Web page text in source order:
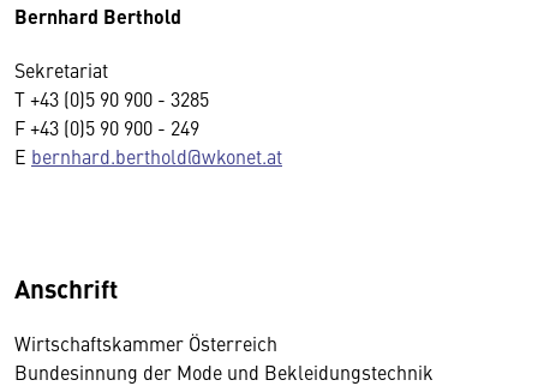
Bernhard Berthold
Sekretariat
T +43 (0)5 90 900 - 3285
F +43 (0)5 90 900 - 249
E bernhard.berthold@wkonet.at
Anschrift
Wirtschaftskammer Österreich
Bundesinnung der Mode und Bekleidungstechnik